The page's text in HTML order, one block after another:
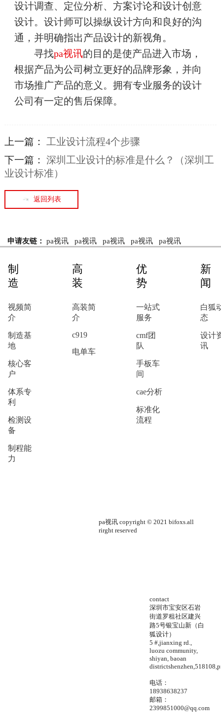
设计调查、定位分析、方案讨论和设计创意
设计。设计师可以操纵设计方向和良好的沟
通，并明确指出产品设计的新视角。
寻找pa视讯的目的是使产品进入市场，
根据产品为公司树立更好的品牌形象，并向
市场推广产品的意义。拥有专业服务的设计
公司有一定的售后保障。
上一篇： 工业设计流程4个步骤
下一篇： 深圳工业设计的标准是什么？（深圳工
业设计标准）
返回列表
申请友链： pa视讯 pa视讯 pa视讯 pa视讯 pa视讯
制
造
视频简
介
制造基
地
核心客
户
体系专
利
检测设
备
制程能
力
高
装
高装简
介
c919
电单车
优
势
一站式
服务
cmf团
队
手板车
间
cae分析
标准化
流程
新
闻
白狐
态
设计
讯
pa视讯 copyright © 2021 bifoxs.all
rirght reserved
contact
深圳市宝安区石岩
街道罗租社区建兴
路5号银宝山新（白
狐设计）
5 #,jianxing rd.,
luozu community,
shiyan, baoan
电话：
18938638237
邮箱：
2399851000@qq.com